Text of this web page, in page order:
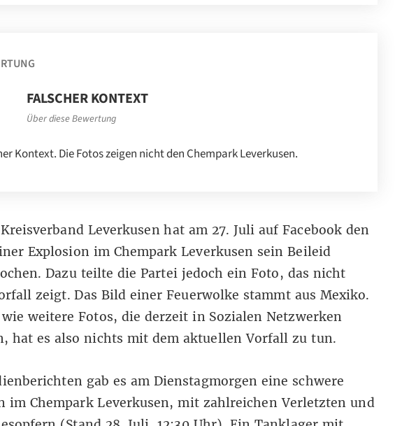
FALSCHER KONTEXT
Über diese Bewertung
Kontext. Die Fotos zeigen nicht den Chempark Leverkusen.
Leverkusenhat am 27. Juli auf Facebook den
Explosion im Chempark Leverkusen sein Beileid
Dazu teilte die Partei jedoch ein Foto, das nicht
zeigt. Das Bild einer Feuerwolke stammt aus Mexiko.
wie weitere Fotos, die derzeit in Sozialen Netzwerken
hat es also nichts mit dem aktuellen Vorfall zu tun.
gab es am Dienstagmorgen eine schwere
im Chempark Leverkusen, mit zahlreichen Verletzten und